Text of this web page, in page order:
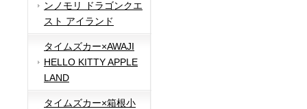
ンノモリ ドラゴンクエ
スト アイランド
タイムズカー×AWAJI
HELLO KITTY APPLE
LAND
タイムズカー×箱根小